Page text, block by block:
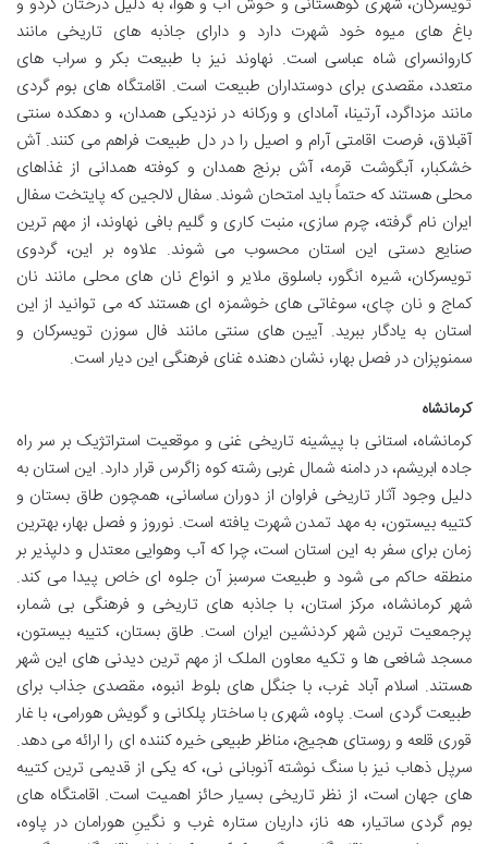
باغ های میوه خود شهرت دارد و دارای جاذبه های تاریخی مانند
کاروانسرای شاه عباسی است. نهاوند نیز با طبیعت بکر و سراب های
متعدد، مقصدی برای دوستداران طبیعت است. اقامتگاه های بوم گردی
مانند مزداگرد، آرتینا، آمادای و ورکانه در نزدیکی همدان، و دهکده سنتی
آقبلاق، فرصت اقامتی آرام و اصیل را در دل طبیعت فراهم می کنند. آش
خشکبار، آبگوشت قرمه، آش برنج همدان و کوفته همدانی از غذاهای
محلی هستند که حتماً باید امتحان شوند. سفال لالجین که پایتخت سفال
ایران نام گرفته، چرم سازی، منبت کاری و گلیم بافی نهاوند، از مهم ترین
صنایع دستی این استان محسوب می شوند. علاوه بر این، گردوی
تویسرکان، شیره انگور، باسلوق ملایر و انواع نان های محلی مانند نان
کماج و نان چای، سوغاتی های خوشمزه ای هستند که می توانید از این
استان به یادگار ببرید. آیین های سنتی مانند فال سوزن تویسرکان و
سمنوپزان در فصل بهار، نشان دهنده غنای فرهنگی این دیار است.
کرمانشاه
کرمانشاه، استانی با پیشینه تاریخی غنی و موقعیت استراتژیک بر سر راه
جاده ابریشم، در دامنه شمال غربی رشته کوه زاگرس قرار دارد. این استان به
دلیل وجود آثار تاریخی فراوان از دوران ساسانی، همچون طاق بستان و
کتیبه بیستون، به مهد تمدن شهرت یافته است. نوروز و فصل بهار، بهترین
زمان برای سفر به این استان است، چرا که آب وهوایی معتدل و دلپذیر بر
منطقه حاکم می شود و طبیعت سرسبز آن جلوه ای خاص پیدا می کند.
شهر کرمانشاه، مرکز استان، با جاذبه های تاریخی و فرهنگی بی شمار،
پرجمعیت ترین شهر کردنشین ایران است. طاق بستان، کتیبه بیستون،
مسجد شافعی ها و تکیه معاون الملک از مهم ترین دیدنی های این شهر
هستند. اسلام آباد غرب، با جنگل های بلوط انبوه، مقصدی جذاب برای
طبیعت گردی است. پاوه، شهری با ساختار پلکانی و گویش هورامی، با غار
قوری قلعه و روستای هجیج، مناظر طبیعی خیره کننده ای را ارائه می دهد.
سرپل ذهاب نیز با سنگ نوشته آنوبانی نی، که یکی از قدیمی ترین کتیبه
های جهان است، از نظر تاریخی بسیار حائز اهمیت است. اقامتگاه های
بوم گردی ساتیار، هه ناز، داریان ستاره غرب و نگینِ هورامان در پاوه،